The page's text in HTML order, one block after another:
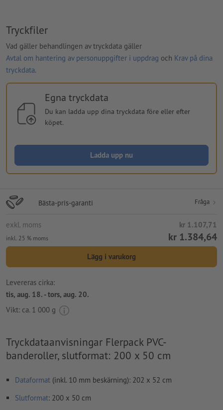
Tryckfiler
Vad gäller behandlingen av tryckdata gäller
Avtal om hantering av personuppgifter i uppdrag och Krav på dina
tryckdata.
Egna tryckdata
Du kan ladda upp dina tryckdata före eller efter
köpet.
Ladda upp nu
Bästa-pris-garanti Fråga
exkl. moms kr 1.107,71
inkl. 25 % moms kr 1.384,64
Lägg i varukorg
Levereras cirka:
tis, aug. 18. - tors, aug. 20.
Vikt: ca. 1 000 g
Tryckdataanvisningar Flerpack PVC-
banderoller, slutformat: 200 x 50 cm
Dataformat (inkl. 10 mm beskärning): 202 x 52 cm
Slutformat: 200 x 50 cm